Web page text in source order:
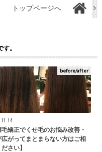
トップページへ
。
before/after
毛矯正でくせ毛のお悩み改善・
広がってまとまらない方はご相
さい】